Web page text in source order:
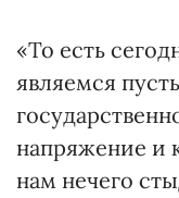
«То есть
являемся
напряжение и
нам нечего